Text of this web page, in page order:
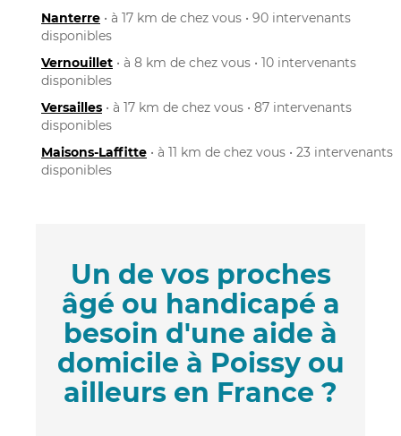
Nanterre • à 17 km de chez vous • 90 intervenants
disponibles
Vernouillet • à 8 km de chez vous • 10 intervenants
disponibles
Versailles • à 17 km de chez vous • 87 intervenants
disponibles
Maisons-Laffitte • à 11 km de chez vous • 23 intervenants
disponibles
Un de vos proches
âgé ou handicapé a
besoin d'une aide à
domicile à Poissy ou
ailleurs en France ?